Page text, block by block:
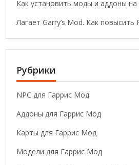
Как установить моды и аддоны
Лагает Garry’s Mod. Как повысить
Рубрики
NPC для Гаррис Мод
Аддоны для Гаррис Мод
Карты для Гаррис Мод
Модели для Гаррис Мод